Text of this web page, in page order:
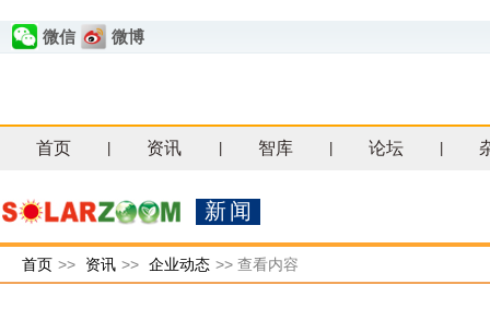
微信 微博
首页 资讯 智库 论坛
新闻
首页 >> 资讯 >> 企业动态 >> 查看内容